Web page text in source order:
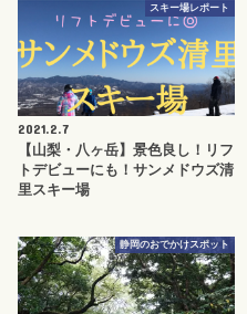
スキー場レポート
2021.2.7
【山梨・八ヶ岳】景色良し！リフ
トデビューにも！サンメドウズ清
里スキー場
静岡のおでかけスポット